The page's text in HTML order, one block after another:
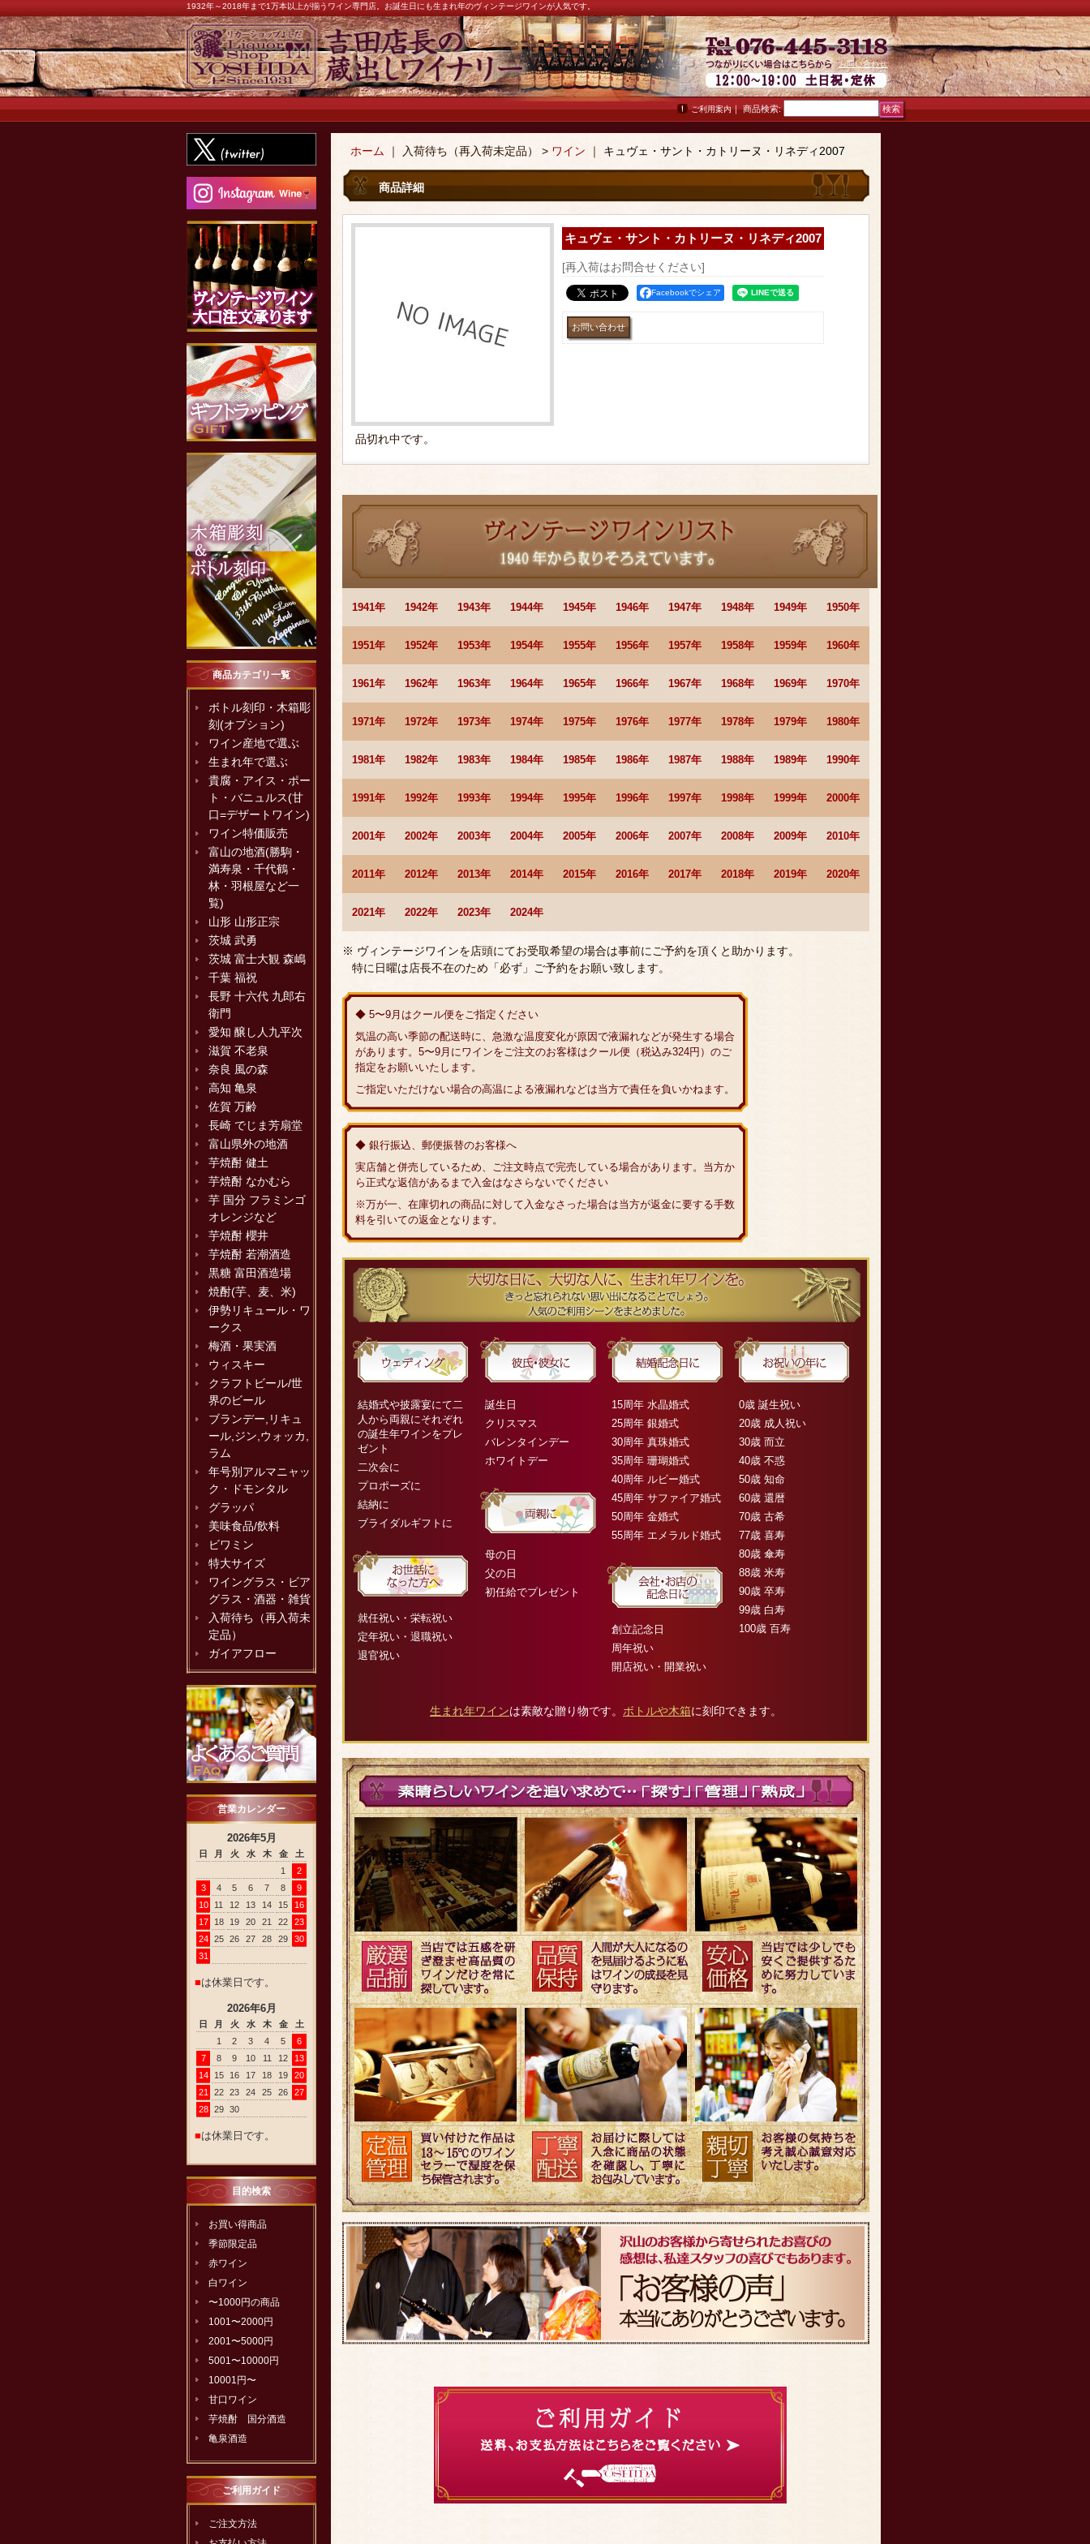
1932年～2018年まで1万本以上が揃うワイン専門店。お誕生日にも生まれ年のヴィンテージワインが人気です。
ご利用案内｜
お問い合わせ
商品検索:
商品カテゴリ一覧
ボトル刻印・木箱彫
刻(オプション)
ワイン産地で選ぶ
生まれ年で選ぶ
貴腐・アイス・ポー
ト・バニュルス(甘
口=デザートワイン)
ワイン特価販売
富山の地酒(勝駒・
満寿泉・千代鶴・
林・羽根屋など一
覧)
山形 山形正宗
茨城 武勇
茨城 富士大観 森嶋
千葉 福祝
長野 十六代 九郎右
衛門
愛知 醸し人九平次
滋賀 不老泉
奈良 風の森
高知 亀泉
佐賀 万齢
長崎 でじま芳扇堂
富山県外の地酒
芋焼酎 健土
芋焼酎 なかむら
芋 国分 フラミンゴ
オレンジなど
芋焼酎 櫻井
芋焼酎 若潮酒造
黒糖 富田酒造場
焼酎(芋、麦、米)
伊勢リキュール・ワ
ークス
梅酒・果実酒
ウィスキー
クラフトビール/世
界のビール
ブランデー,リキュ
ール,ジン,ウォッカ,
ラム
年号別アルマニャッ
ク・ドモンタル
グラッパ
美味食品/飲料
ビワミン
特大サイズ
ワイングラス・ビア
グラス・酒器・雑貨
入荷待ち（再入荷未
定品）
ガイアフロー
営業カレンダー
2026年5月
日 月 火 水 木 金
土
1
2
3
4 5 6 7 8
9
10
11 12 13 14 15
16
17
18 19 20 21 22
23
24
25 26 27 28 29
30
31
■は休業日です。
2026年6月
日 月 火 水 木 金
土
1
2 3 4 5
6
7
8 9 10 11 12
13
14
15 16 17 18 19
20
21
22 23 24 25 26
27
28
29 30
■は休業日です。
目的検索
お買い得商品
季節限定品
赤ワイン
白ワイン
〜1000円の商品
1001〜2000円
2001〜5000円
5001〜10000円
10001円〜
甘口ワイン
芋焼酎 国分酒造
亀泉酒造
ご利用ガイド
ご注文方法
ホーム ｜ 入荷待ち（再入荷未定品） > ワイン ｜ キュヴェ・サント・カトリーヌ・リネディ2007
商品詳細
キュヴェ・サント・カトリーヌ・リネディ2007
[再入荷はお問合せください]
Facebookでシェア
品切れ中です。
1941年 1942年 1943年 1944年 1945年 1946年 1947年 1948年 1949年 1950年
1951年 1952年 1953年 1954年 1955年 1956年 1957年 1958年 1959年 1960年
1961年 1962年 1963年 1964年 1965年 1966年 1967年 1968年 1969年 1970年
1971年 1972年 1973年 1974年 1975年 1976年 1977年 1978年 1979年 1980年
1981年 1982年 1983年 1984年 1985年 1986年 1987年 1988年 1989年 1990年
1991年 1992年 1993年 1994年 1995年 1996年 1997年 1998年 1999年 2000年
2001年 2002年 2003年 2004年 2005年 2006年 2007年 2008年 2009年 2010年
2011年 2012年 2013年 2014年 2015年 2016年 2017年 2018年 2019年 2020年
2021年 2022年 2023年 2024年
※ ヴィンテージワインを店頭にてお受取希望の場合は事前にご予約を頂くと助かります。
特に日曜は店長不在のため「必ず」ご予約をお願い致します。
◆ 5〜9月はクール便をご指定ください
気温の高い季節の配送時に、急激な温度変化が原因で液漏れなどが発生する場合
があります。5〜9月にワインをご注文のお客様はクール便（税込み324円）のご
指定をお願いいたします。
ご指定いただけない場合の高温による液漏れなどは当方で責任を負いかねます。
◆ 銀行振込、郵便振替のお客様へ
実店舗と併売しているため、ご注文時点で完売している場合があります。当方か
ら正式な返信があるまで入金はなさらないでください
※万が一、在庫切れの商品に対して入金なさった場合は当方が返金に要する手数
料を引いての返金となります。
結婚式や披露宴にて二
人から両親にそれぞれ
の誕生年ワインをプレ
ゼント
二次会に
プロポーズに
結納に
ブライダルギフトに
就任祝い・栄転祝い
定年祝い・退職祝い
退官祝い
誕生日
クリスマス
バレンタインデー
ホワイトデー
母の日
父の日
初任給でプレゼント
15周年 水晶婚式
25周年 銀婚式
30周年 真珠婚式
35周年 珊瑚婚式
40周年 ルビー婚式
45周年 サファイア婚式
50周年 金婚式
55周年 エメラルド婚式
創立記念日
周年祝い
開店祝い・開業祝い
0歳 誕生祝い
20歳 成人祝い
30歳 而立
40歳 不惑
50歳 知命
60歳 還暦
70歳 古希
77歳 喜寿
80歳 傘寿
88歳 米寿
90歳 卒寿
99歳 白寿
100歳 百寿
生まれ年ワインは素敵な贈り物です。 ボトルや木箱に刻印できます。